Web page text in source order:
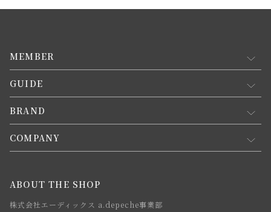
MEMBER
マイページ
新規会員登録
会員規約について
GUIDE
お買い物ガイド
会員登録について
お支払方法について
お届けについて
BRAND
コンセプト
webカタログ
COMPANY
店舗一覧
ABOUT THE SHOP
株式会社エーディックス a.depeche事業部